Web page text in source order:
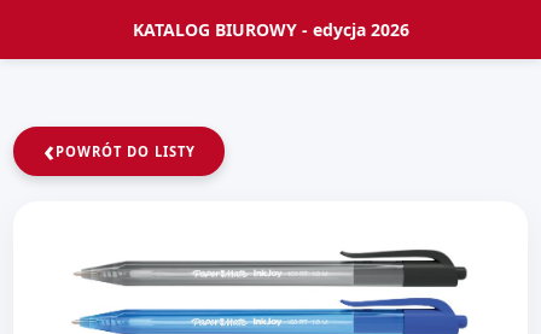
KATALOG BIUROWY - edycja 2026
‹ POWRÓT DO LISTY